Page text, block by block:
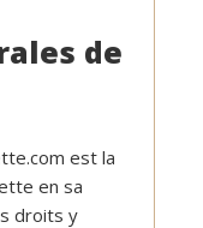
de
est la
en sa
droits y